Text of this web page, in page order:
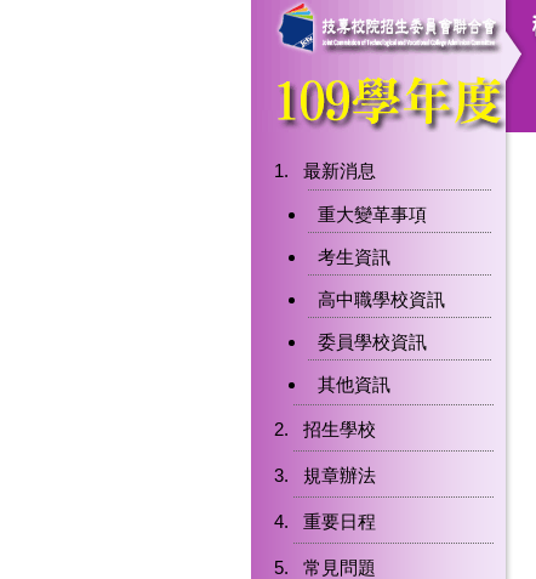
最新消息
重大變革事項
考生資訊
高中職學校資訊
委員學校資訊
其他資訊
招生學校
規章辦法
重要日程
常見問題